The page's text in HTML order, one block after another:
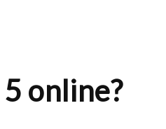
online?